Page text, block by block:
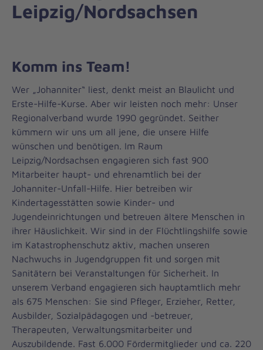
Leipzig/Nordsachsen
Komm ins Team!
Wer „Johanniter“ liest, denkt meist an Blaulicht und
Erste-Hilfe-Kurse. Aber wir leisten noch mehr: Unser
Regionalverband wurde 1990 gegründet. Seither
kümmern wir uns um all jene, die unsere Hilfe
wünschen und benötigen. Im Raum
Leipzig/Nordsachsen engagieren sich fast 900
Mitarbeiter haupt- und ehrenamtlich bei der
Johanniter-Unfall-Hilfe. Hier betreiben wir
Kindertagesstätten sowie Kinder- und
Jugendeinrichtungen und betreuen ältere Menschen in
ihrer Häuslichkeit. Wir sind in der Flüchtlingshilfe sowie
im Katastrophenschutz aktiv, machen unseren
Nachwuchs in Jugendgruppen fit und sorgen mit
Sanitätern bei Veranstaltungen für Sicherheit. In
unserem Verband engagieren sich hauptamtlich mehr
als 675 Menschen: Sie sind Pfleger, Erzieher, Retter,
Ausbilder, Sozialpädagogen und -betreuer,
Therapeuten, Verwaltungsmitarbeiter und
Auszubildende. Fast 6.000 Fördermitglieder und ca. 220